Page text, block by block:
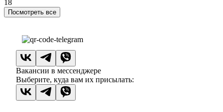
18
Посмотреть все
Вакансии в мессенджере
Выберите, куда вам их присылать: